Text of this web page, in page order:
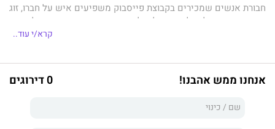
חבורת אנשים שמכירים בקבוצת פייסבוק משפיעים איש על חברו, זוג
סופרים שמתחילים לשוחח על עולם הוצאות הספרים ונגררים לקשר
הרסני וחולה סופני שמוצא בקבוצת תמיכה את הנחמה שחיפש הם
שזכו לשבחי הקהל ושני קבצי שירה. "עגבניות רקובות" הוא קובץ
קרא/י עוד..
אנחנו ממש אהבנו! 0 דירוגים